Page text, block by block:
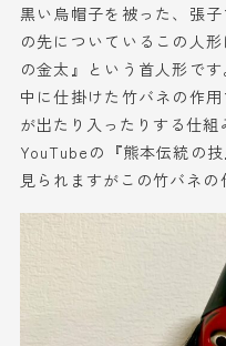
黒い烏帽子を被った、張
の先についているこの人
の金太』という首人形で
中に仕掛けた竹バネの作
が出たり入ったりする仕組
YouTubeの『熊本伝統の
見られますがこの竹バネの